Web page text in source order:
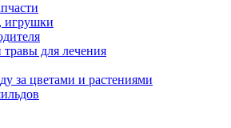
игрушки
для лечения
за цветами и растениями